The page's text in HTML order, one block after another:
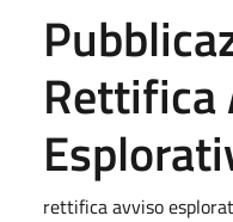
Rettifica
rettifica avviso